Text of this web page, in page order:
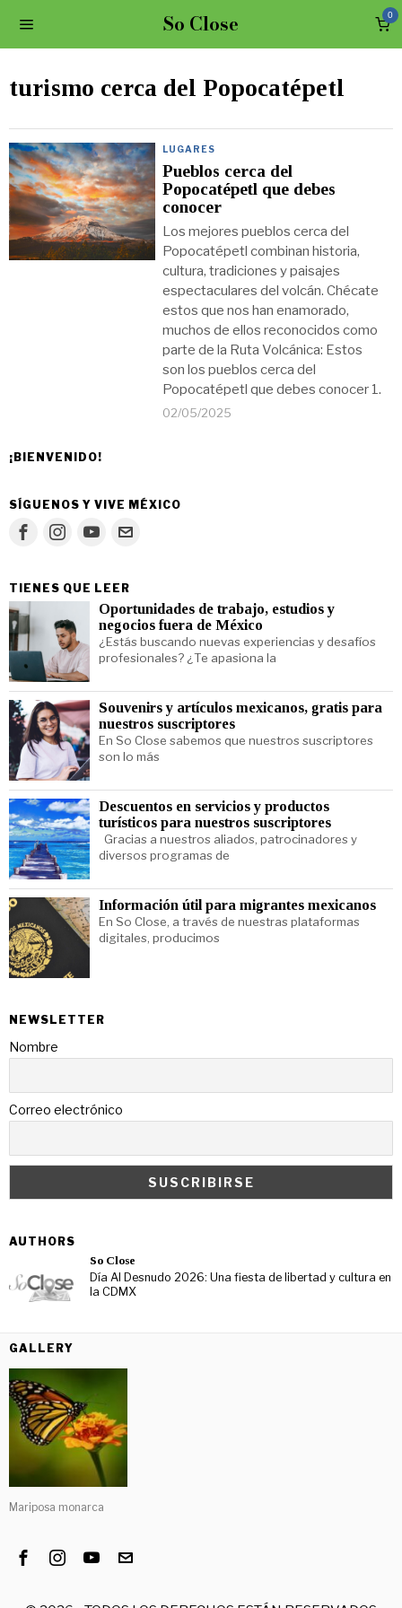
So Close 0
turismo cerca del Popocatépetl
LUGARES
Pueblos cerca del
Popocatépetl que debes
conocer
Los mejores pueblos cerca del
Popocatépetl combinan historia,
cultura, tradiciones y paisajes
espectaculares del volcán. Chécate
estos que nos han enamorado,
muchos de ellos reconocidos como
parte de la Ruta Volcánica: Estos
son los pueblos cerca del
Popocatépetl que debes conocer 1.
02/05/2025
¡BIENVENIDO!
SÍGUENOS Y VIVE MÉXICO
TIENES QUE LEER
Oportunidades de trabajo, estudios y
negocios fuera de México
¿Estás buscando nuevas experiencias y desafíos
profesionales? ¿Te apasiona la
Souvenirs y artículos mexicanos, gratis para
nuestros suscriptores
En So Close sabemos que nuestros suscriptores
son lo más
Descuentos en servicios y productos
turísticos para nuestros suscriptores
Gracias a nuestros aliados, patrocinadores y
diversos programas de
Información útil para migrantes mexicanos
En So Close, a través de nuestras plataformas
digitales, producimos
NEWSLETTER
Nombre
Correo electrónico
AUTHORS
So Close
Día Al Desnudo 2026: Una fiesta de libertad y cultura en
la CDMX
GALLERY
Mariposa monarca